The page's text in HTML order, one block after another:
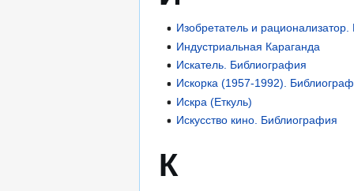
Изобретатель и
Индустриальная Караганда
Искатель. Библиография
Искорка (1957-1992).
Искра (Еткуль)
Искусство кино. Библиография
К